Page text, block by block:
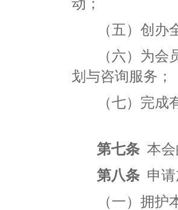
动；
（五）创
（六）为
划与咨询服务；
（七）完
第七条 本
第八条 申
（一）拥护